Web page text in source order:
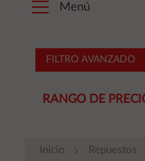
Menú
FILTRO AVANZADO
RANGO DE
Inicio
Repuestos